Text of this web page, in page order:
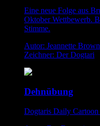
Eine neue Folge aus
Oktober Wettbewerb.
Stimme.
Autor: Jeannette Brown
Zeichner: Der Dogtari
Dehnübung
Dogtaris Daily